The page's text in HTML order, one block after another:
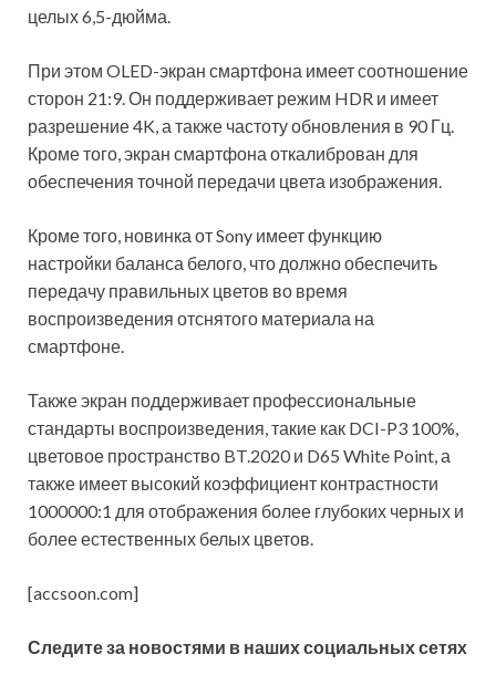
целых 6,5-дюйма.
При этом OLED-экран смартфона имеет соотношение
сторон 21:9. Он поддерживает режим HDR и имеет
разрешение 4K, а также частоту обновления в 90 Гц.
Кроме того, экран смартфона откалиброван для
обеспечения точной передачи цвета изображения.
Кроме того, новинка от Sony имеет функцию
настройки баланса белого, что должно обеспечить
передачу правильных цветов во время
воспроизведения отснятого материала на
смартфоне.
Также экран поддерживает профессиональные
стандарты воспроизведения, такие как DCI-P3 100%,
цветовое пространство BT.2020 и D65 White Point, а
также имеет высокий коэффициент контрастности
1000000:1 для отображения более глубоких черных и
более естественных белых цветов.
[accsoon.com]
Следите за новостями в наших социальных сетях